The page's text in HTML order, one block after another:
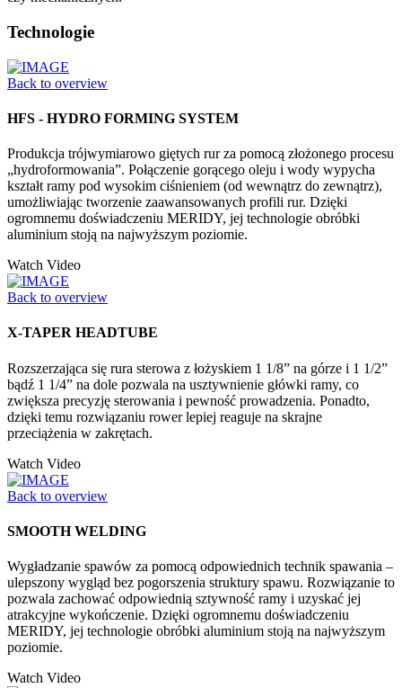
Technologie
Back to overview
HFS - HYDRO FORMING SYSTEM
Produkcja trójwymiarowo giętych rur za pomocą złożonego procesu
„hydroformowania”. Połączenie gorącego oleju i wody wypycha
kształt ramy pod wysokim ciśnieniem (od wewnątrz do zewnątrz),
umożliwiając tworzenie zaawansowanych profili rur. Dzięki
ogromnemu doświadczeniu MERIDY, jej technologie obróbki
aluminium stoją na najwyższym poziomie.
Watch Video
Back to overview
X-TAPER HEADTUBE
Rozszerzająca się rura sterowa z łożyskiem 1 1/8” na górze i 1 1/2”
bądź 1 1/4” na dole pozwala na usztywnienie główki ramy, co
zwiększa precyzję sterowania i pewność prowadzenia. Ponadto,
dzięki temu rozwiązaniu rower lepiej reaguje na skrajne
przeciążenia w zakrętach.
Watch Video
Back to overview
SMOOTH WELDING
Wygładzanie spawów za pomocą odpowiednich technik spawania –
ulepszony wygląd bez pogorszenia struktury spawu. Rozwiązanie to
pozwala zachować odpowiednią sztywność ramy i uzyskać jej
atrakcyjne wykończenie. Dzięki ogromnemu doświadczeniu
MERIDY, jej technologie obróbki aluminium stoją na najwyższym
poziomie.
Watch Video